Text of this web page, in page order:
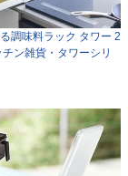
調味料ラック タワー 2
ン雑貨・タワーシリ